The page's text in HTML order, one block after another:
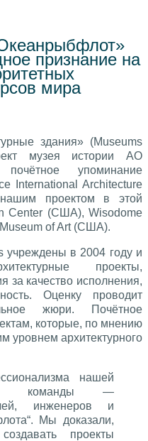
признание на
мира
здания» (Museums
музея истории АО
упоминание
International Architecture
проектом в этой
Center (США), Wisodome
of Art (США).
учреждены в 2004 году и
проекты,
за качество исполнения,
Оценку проводит
жюри. Почётное
которые, по мнению
уровнем архитектурного
нашей
команды —
инженеров и
Мы доказали,
проекты